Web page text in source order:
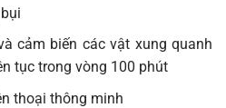
cảm biến các vật xung quanh
tục trong vòng 100 phút
thoại thông minh